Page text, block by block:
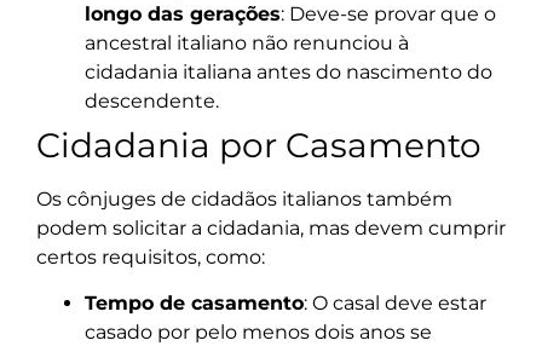
longo das gerações: Deve-se provar que o
ancestral italiano não renunciou à
cidadania italiana antes do nascimento do
descendente.
Cidadania por Casamento
Os cônjuges de cidadãos italianos também
podem solicitar a cidadania, mas devem cumprir
certos requisitos, como:
Tempo de casamento: O casal deve estar
casado por pelo menos dois anos se